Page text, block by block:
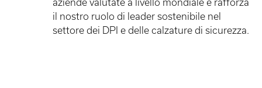
il nostro ruolo di leader sostenibile nel
settore dei DPI e delle calzature di sicurezza.